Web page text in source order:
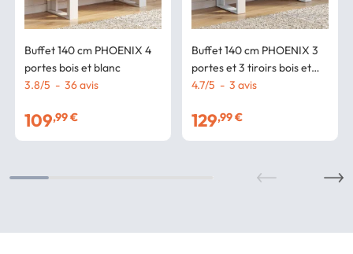
Buffet 140 cm PHOENIX 4
portes bois et blanc
3.8/5 - 36avis
109,99 €
Buffet 140 cm PHOENIX 3
portes et 3 tiroirs bois et
blanc
4.7/5 - 3 avis
129,99 €